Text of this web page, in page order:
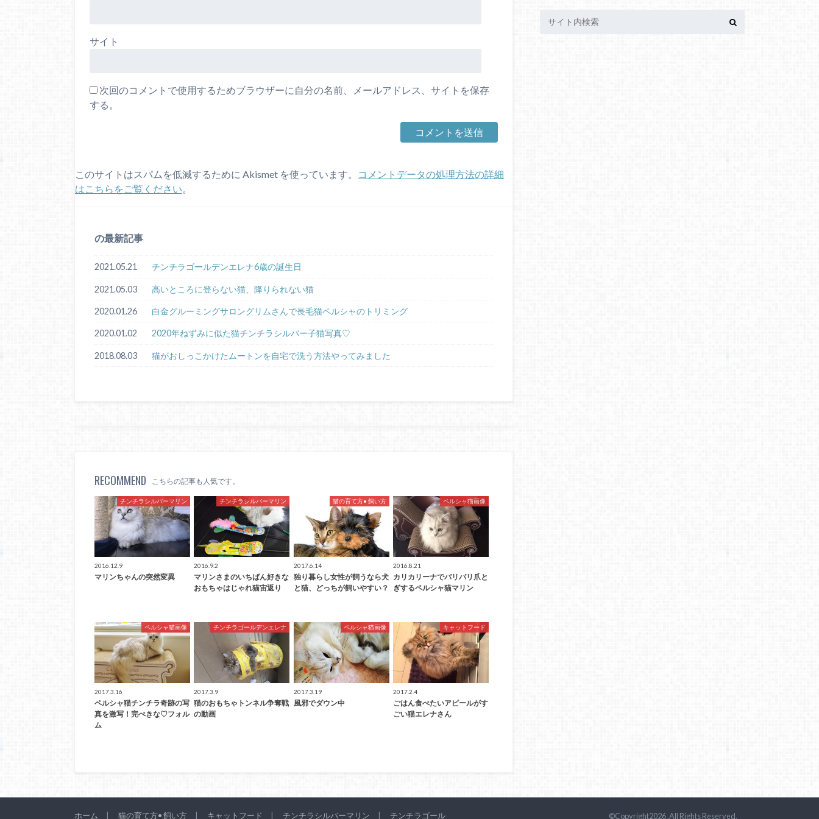
サイト
次回のコメントで使用するためブラウザーに自分の名前、メールアドレス、サイトを保存
する。
このサイトはスパムを低減するために Akismet を使っています。
コメントデータの処理方法の詳細
はこちらをご覧ください。
の最新記事
2021.05.21 チンチラゴールデンエレナ6歳の誕生日
2021.05.03 高いところに登らない猫、降りられない猫
2020.01.26 白金グルーミングサロングリムさんで長毛猫ペルシャのトリミング
2020.01.02 2020年ねずみに似た猫チンチラシルバー子猫写真♡
2018.08.03 猫がおしっこかけたムートンを自宅で洗う方法やってみました
RECOMMEND こちらの記事も人気です。
チンチラシルバーマリン
2016.12.9
マリンちゃんの突然変異
チンチラシルバーマリン
2016.9.2
マリンさまのいちばん好きな
おもちゃはじゃれ猫宙返り
猫の育て方• 飼い方
2017.6.14
独り暮らし女性が飼うなら犬
と猫、どっちが飼いやすい？
ペルシャ猫画像
2016.8.21
カリカリーナでバリバリ爪と
ぎするペルシャ猫マリン
ペルシャ猫画像
2017.3.16
ペルシャ猫チンチラ奇跡の写
真を激写！完ぺきな♡フォル
ム
チンチラゴールデンエレナ
2017.3.9
猫のおもちゃトンネル争奪戦
の動画
ペルシャ猫画像
2017.3.19
風邪でダウン中
キャットフード
2017.2.4
ごはん食べたいアピールがす
ごい猫エレナさん
ホーム 猫の育て方• 飼い方 キャットフード チンチラシルバーマリン チンチラゴール ©Copyright2026.All Rights Reserved.